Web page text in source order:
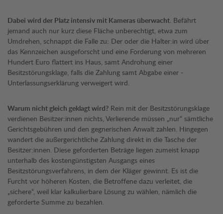
Dabei wird der Platz intensiv mit Kameras überwacht. Befährt
jemand auch nur kurz diese Fläche unberechtigt, etwa zum
Umdrehen, schnappt die Falle zu: Der oder die Halter:in wird über
das Kennzeichen ausgeforscht und eine Forderung von mehreren
Hundert Euro flattert ins Haus, samt Androhung einer
Besitzstörungsklage, falls die Zahlung samt Abgabe einer ­
Unterlassungserklärung verweigert wird.
Warum nicht gleich geklagt wird? Rein mit der Besitzstörungsklage
verdienen Besitzer:innen nichts, Verlierende müssen „nur“ sämtliche
Gerichtsgebühren und den gegnerischen Anwalt zahlen. Hingegen
wandert die außergerichtliche Zahlung direkt in die Tasche der
Besitzer:innen. Diese geforderten Beträge liegen zumeist knapp
unterhalb des kostengünstigsten Ausgangs ­eines
Besitzstörungsverfahrens, in dem der Kläger gewinnt. Es ist die
Furcht vor höheren Kosten, die Betroffene dazu verleitet, die
„sichere“, weil klar kalkulierbare Lösung zu wählen, nämlich die
geforderte Summe zu bezahlen.